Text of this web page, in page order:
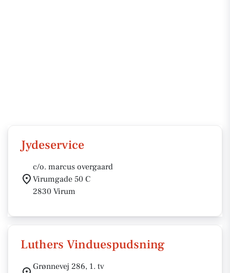
Jydeservice
c/o. marcus overgaard
Virumgade 50 C
2830 Virum
Luthers Vinduespudsning
Grønnevej 286, 1. tv